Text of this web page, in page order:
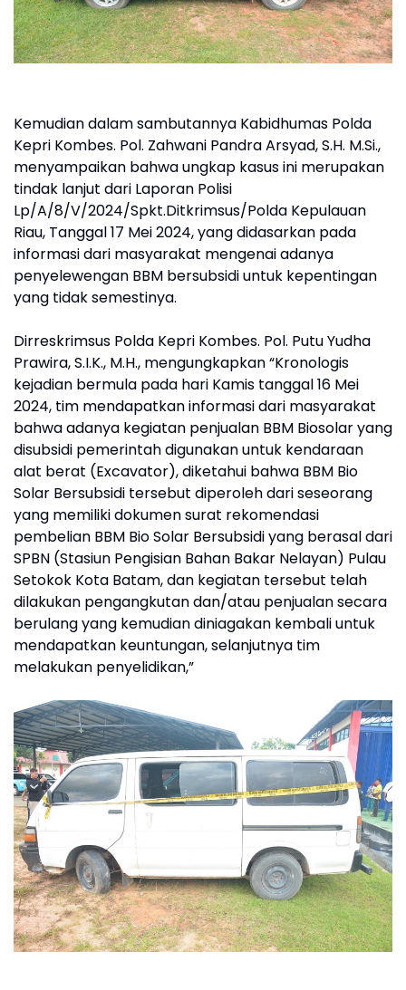
Kemudian dalam sambutannya Kabidhumas Polda
Kepri Kombes. Pol. Zahwani Pandra Arsyad, S.H. M.Si.,
menyampaikan bahwa ungkap kasus ini merupakan
tindak lanjut dari Laporan Polisi
Lp/A/8/V/2024/Spkt.Ditkrimsus/Polda Kepulauan
Riau, Tanggal 17 Mei 2024, yang didasarkan pada
informasi dari masyarakat mengenai adanya
penyelewengan BBM bersubsidi untuk kepentingan
yang tidak semestinya.
Dirreskrimsus Polda Kepri Kombes. Pol. Putu Yudha
Prawira, S.I.K., M.H., mengungkapkan “Kronologis
kejadian bermula pada hari Kamis tanggal 16 Mei
2024, tim mendapatkan informasi dari masyarakat
bahwa adanya kegiatan penjualan BBM Biosolar yang
disubsidi pemerintah digunakan untuk kendaraan
alat berat (Excavator), diketahui bahwa BBM Bio
Solar Bersubsidi tersebut diperoleh dari seseorang
yang memiliki dokumen surat rekomendasi
pembelian BBM Bio Solar Bersubsidi yang berasal dari
SPBN (Stasiun Pengisian Bahan Bakar Nelayan) Pulau
Setokok Kota Batam, dan kegiatan tersebut telah
dilakukan pengangkutan dan/atau penjualan secara
berulang yang kemudian diniagakan kembali untuk
mendapatkan keuntungan, selanjutnya tim
melakukan penyelidikan,”